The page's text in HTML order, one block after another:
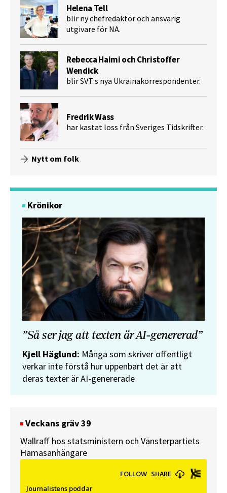
Helena Tell
blir ny chefredaktör och ansvarig
utgivare för NA.
Rebecca Haimi och Christoffer
Wendick
blir SVT:s nya Ukrainakorrespondenter.
Fredrik Wass
har kastat loss från Sveriges Tidskrifter.
Nytt om folk
Krönikor
”Så ser jag att texten är AI-genererad”
Kjell Häglund: Många som skriver offentligt
verkar inte förstå hur uppenbart det är att
deras texter är AI-genererade
Veckans gräv 39
Wallraff hos statsministern och Vänsterpartiets
Hamasanhängare